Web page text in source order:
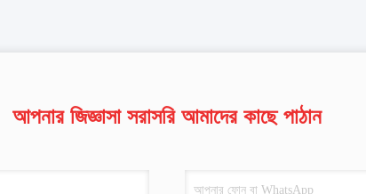
আপনার জিজ্ঞাসা সরাসরি আমাদের কাছে পাঠান